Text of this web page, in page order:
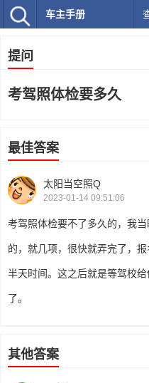
车主手册
提问
考驾照体检要多久
最佳答案
太阳当空照Q
2023-01-14 09:51:06
考驾照体检要不了多久的，我
的，就几项，很快就弄完了，
半天时间。这之后就是等驾校
了。
其他答案